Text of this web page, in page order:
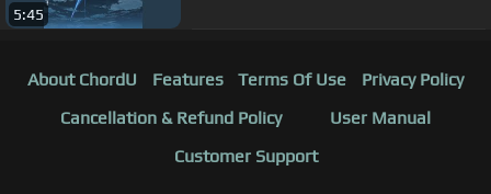
5:45
About ChordU Features Terms Of Use
Privacy Policy
Cancellation & Refund Policy
User Manual
Customer Support